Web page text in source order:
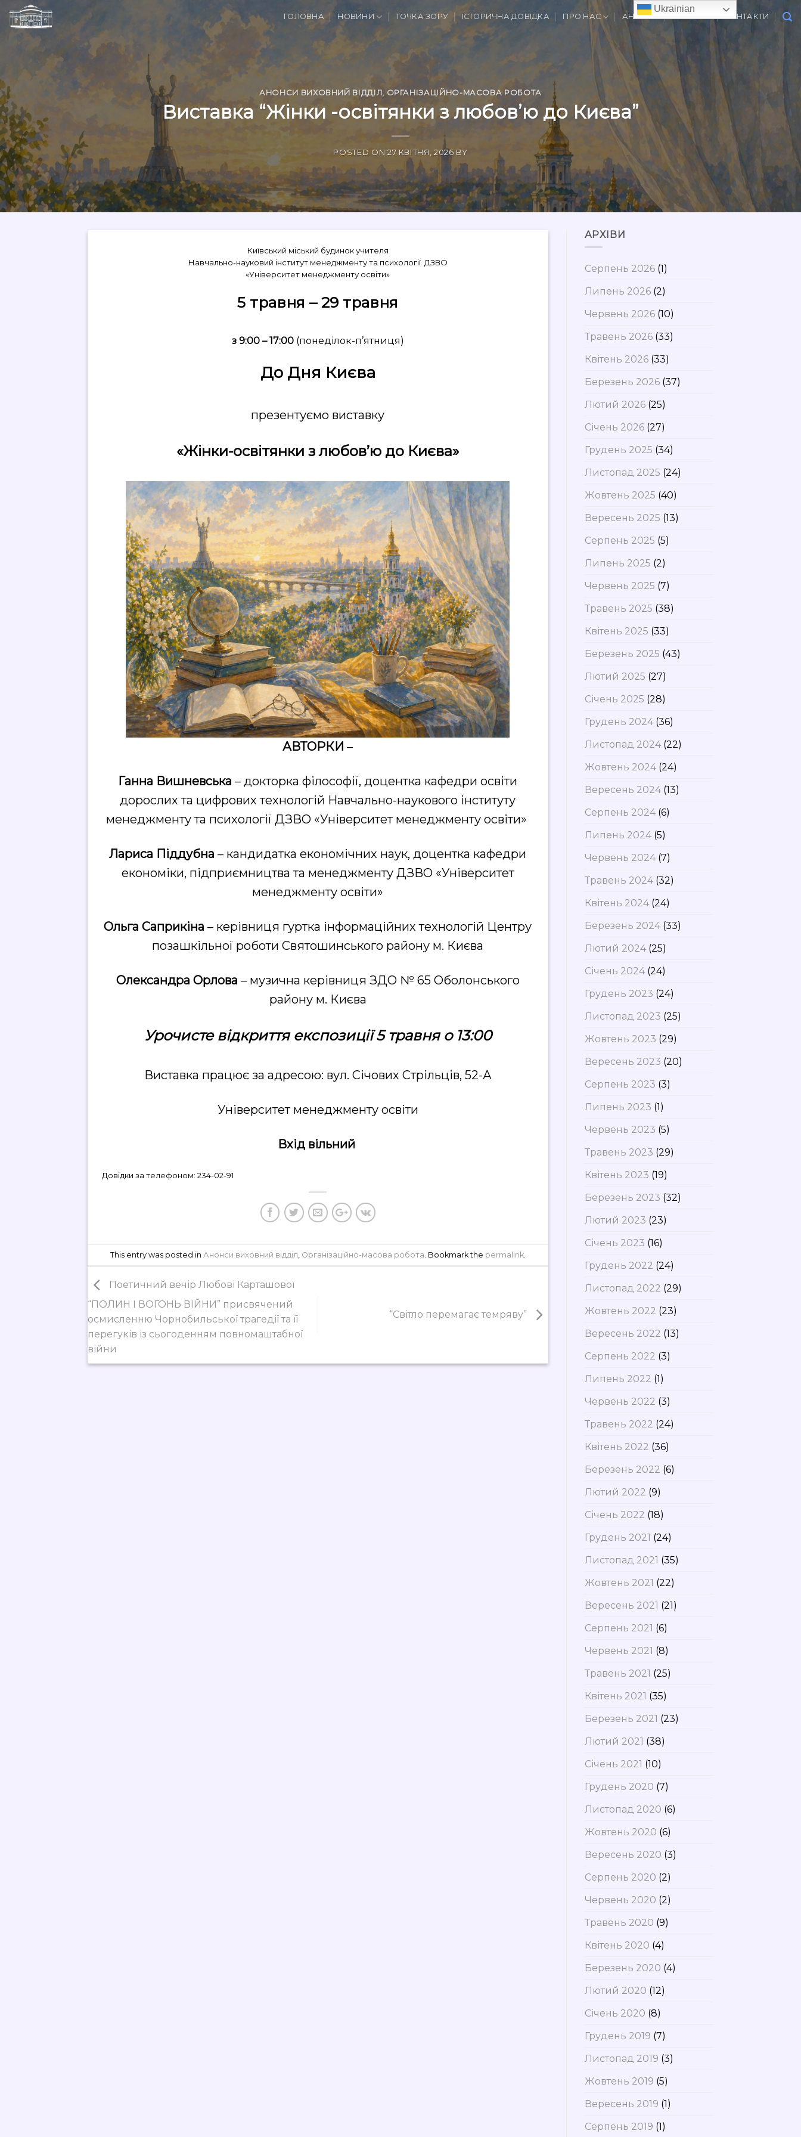
content
ГОЛОВНА НОВИНИ ТОЧКА ЗОРУ ІСТОРИЧНА ДОВІДКА ПРО НАС АНОНСИ ВАКАНСІЇ КОНТАКТИ
АНОНСИ ВИХОВНИЙ ВІДДІЛ, ОРГАНІЗАЦІЙНО-МАСОВА РОБОТА
Виставка “Жінки -освітянки з любов’ю до Києва”
POSTED ON 27 КВІТНЯ, 2026 BY
Київський міський будинок учителя
Навчально-науковий інститут менеджменту та психології ДЗВО
«Університет менеджменту освіти»
5 травня – 29 травня
з 9:00 – 17:00 (понеділок-п’ятниця)
До Дня Києва
презентуємо виставку
«Жінки-освітянки з любов’ю до Києва»
АВТОРКИ –
Ганна Вишневська – докторка філософії, доцентка кафедри освіти
дорослих та цифрових технологій Навчально-наукового інституту
менеджменту та психології ДЗВО «Університет менеджменту освіти»
Лариса Піддубна – кандидатка економічних наук, доцентка кафедри
економіки, підприємництва та менеджменту ДЗВО «Університет
менеджменту освіти»
Ольга Саприкіна – керівниця гуртка інформаційних технологій Центру
позашкільної роботи Святошинського району м. Києва
Олександра Орлова – музична керівниця ЗДО № 65 Оболонського
району м. Києва
Урочисте відкриття експозиції 5 травня о 13:00
Виставка працює за адресою: вул. Січових Стрільців, 52-А
Університет менеджменту освіти
Вхід вільний
Довідки за телефоном: 234-02-91
This entry was posted in Анонси виховний відділ Організаційно-масова робота . Bookmark the permalink.
Поетичний вечір Любові Карташової
“ПОЛИН І ВОГОНЬ ВІЙНИ” присвячений
осмисленню Чорнобильської трагедії та її
перегуків із сьогоденням повномаштабної
війни
“Світло перемагає темряву”
АРХІВИ
Серпень 2026(1)
Липень 2026(2)
Червень 2026(10)
Травень 2026(33)
Квітень 2026(33)
Березень 2026(37)
Лютий 2026(25)
Січень 2026(27)
Грудень 2025 (34)
Листопад 2025 (24)
Жовтень 2025 (40)
Вересень 2025 (13)
Серпень 2025 (5)
Липень 2025 (2)
Червень 2025 (7)
Травень 2025 (38)
Квітень 2025 (33)
Березень 2025 (43)
Лютий 2025 (27)
Січень 2025 (28)
Грудень 2024(36)
Листопад 2024(22)
Жовтень 2024(24)
Вересень 2024(13)
Серпень 2024(6)
Липень 2024(5)
Червень 2024(7)
Травень 2024(32)
Квітень 2024(24)
Березень 2024(33)
Лютий 2024(25)
Січень 2024(24)
Грудень 2023 (24)
Листопад 2023 (25)
Жовтень 2023 (29)
Вересень 2023 (20)
Серпень 2023 (3)
Липень 2023 (1)
Червень 2023 (5)
Травень 2023 (29)
Квітень 2023 (19)
Березень 2023 (32)
Лютий 2023 (23)
Січень 2023 (16)
Грудень 2022 (24)
Листопад 2022 (29)
Жовтень 2022 (23)
Вересень 2022 (13)
Серпень 2022 (3)
Липень 2022 (1)
Червень 2022 (3)
Травень 2022 (24)
Квітень 2022 (36)
Березень 2022 (6)
Лютий 2022 (9)
Січень 2022 (18)
Грудень 2021 (24)
Листопад 2021 (35)
Жовтень 2021 (22)
Вересень 2021 (21)
Серпень 2021 (6)
Червень 2021 (8)
Травень 2021 (25)
Квітень 2021 (35)
Березень 2021 (23)
Лютий 2021 (38)
Січень 2021 (10)
Грудень 2020 (7)
Листопад 2020 (6)
Жовтень 2020 (6)
Вересень 2020 (3)
Серпень 2020 (2)
Червень 2020 (2)
Травень 2020 (9)
Квітень 2020 (4)
Березень 2020 (4)
Лютий 2020 (12)
Січень 2020 (8)
Грудень 2019 (7)
Листопад 2019 (3)
Жовтень 2019 (5)
Вересень 2019 (1)
Серпень 2019 (1)
Ukrainian